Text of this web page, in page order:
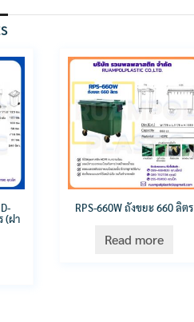
(ฝา
RPS-660W ถังขยะ 660 ลิตร
Read more